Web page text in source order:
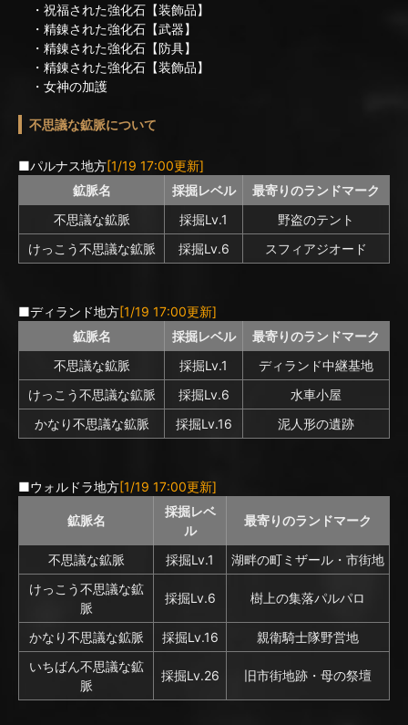
・祝福された強化石【装飾品】
・精錬された強化石【武器】
・精錬された強化石【防具】
・精錬された強化石【装飾品】
・女神の加護
不思議な鉱脈について
■パルナス地方[1/19 17:00更新]
鉱脈名
採掘レベル
最寄りのランドマーク
不思議な鉱脈
採掘Lv.1
野盗のテント
けっこう不思議な鉱脈
採掘Lv.6 スフィアジオード
■ディランド地方[1/19 17:00更新]
鉱脈名
採掘レベル
最寄りのランドマーク
不思議な鉱脈
採掘Lv.1
ディランド中継基地
けっこう不思議な鉱脈
採掘Lv.6
水車小屋
かなり不思議な鉱脈
採掘Lv.16 泥人形の遺跡
■ウォルドラ地方[1/19 17:00更新]
鉱脈名
採掘レベ
ル
最寄りのランドマーク
不思議な鉱脈 採掘Lv.1
湖畔の町ミザール・市街地
けっこう不思議な鉱
脈
採掘Lv.6 樹上の集落パルパロ
かなり不思議な鉱脈 採掘Lv.16
親衛騎士隊野営地
いちばん不思議な鉱
脈
採掘Lv.26 旧市街地跡・母の祭壇